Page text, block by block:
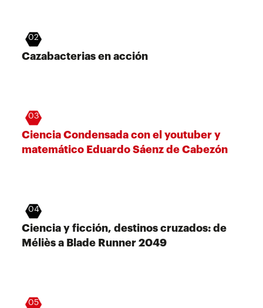
02
Cazabacterias en acción
03
Ciencia Condensada con el youtuber y
matemático Eduardo Sáenz de Cabezón
04
Ciencia y ficción, destinos cruzados: de
Méliès a Blade Runner 2049
05